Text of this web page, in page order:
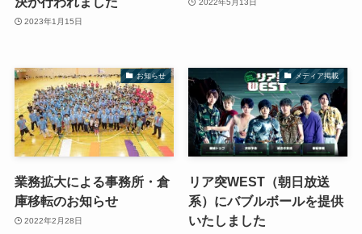
2023年1月15日
お知らせ
業務拡大による事務所・倉
庫移転のお知らせ
2022年2月28日
メディア掲載
リア突WEST（朝日放送
系）にバブルボールを提供
いたしました